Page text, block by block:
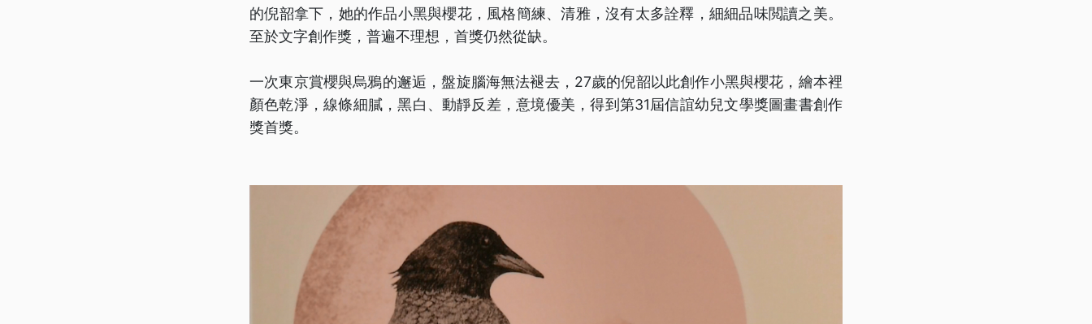
的倪韶拿下，她的作品小黑與櫻花，風格簡練、清雅，沒有太多詮釋，細細品味閲讀之美。
至於文字創作獎，普遍不理想，首獎仍然從缺。
一次東京賞櫻與烏鴉的邂逅，盤旋腦海無法褪去，27歲的倪韶以此創作小黑與櫻花，繪本裡
顏色乾淨，線條細膩，黑白、動靜反差，意境優美，得到第31屆信誼幼兒文學獎圖畫書創作
獎首獎。